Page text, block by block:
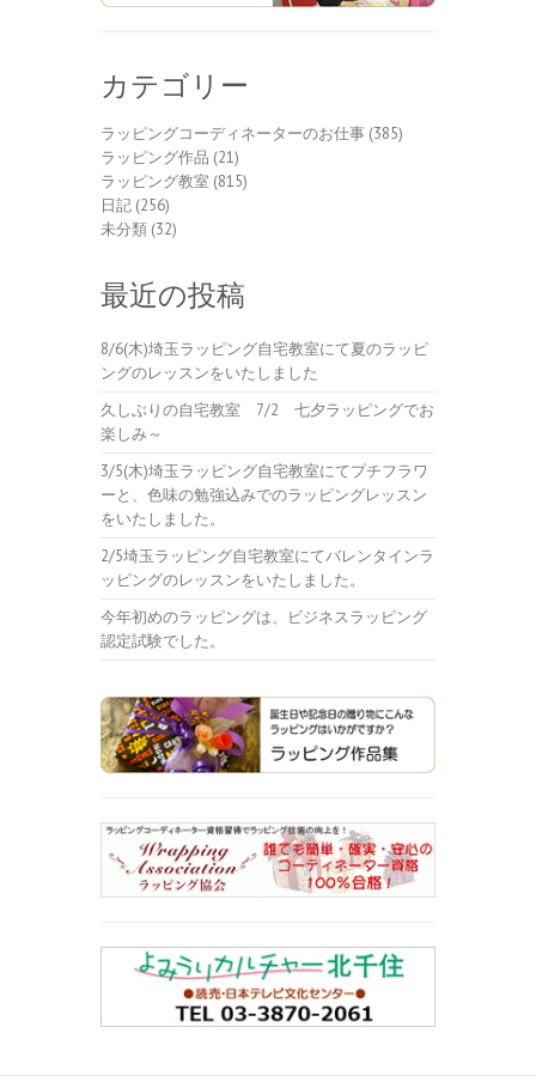
カテゴリー
ラッピングコーディネーターのお仕事 (385)
ラッピング作品 (21)
ラッピング教室 (815)
日記 (256)
未分類 (32)
最近の投稿
8/6(木)埼玉ラッピング自宅教室にて夏のラッピ
ングのレッスンをいたしました
久しぶりの自宅教室 7/2 七夕ラッピングでお
楽しみ～
3/5(木)埼玉ラッピング自宅教室にてプチフラワ
ーと、色味の勉強込みでのラッピングレッスン
をいたしました。
2/5埼玉ラッピング自宅教室にてバレンタインラ
ッピングのレッスンをいたしました。
今年初めのラッピングは、ビジネスラッピング
認定試験でした。